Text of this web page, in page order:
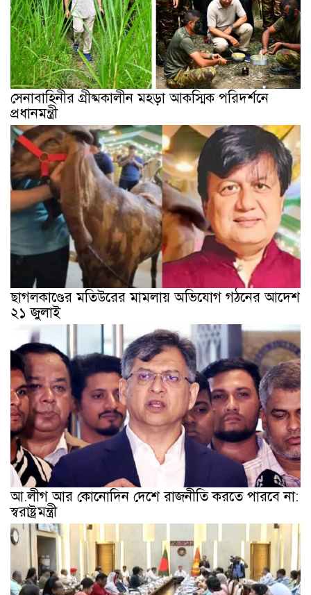
সেনাবাহিনীর গ্রীষ্মকালীন মহড়া আকস্মিক পরিদর্শনে
প্রধানমন্ত্রী
ছাগলকাণ্ডের মতিউরের মামলায় অভিযোগ গঠনের আদেশ
২১ জুলাই
আ.লীগ আর কোনোদিন দেশে রাজনীতি করতে পারবে না:
স্বরাষ্ট্রমন্ত্রী